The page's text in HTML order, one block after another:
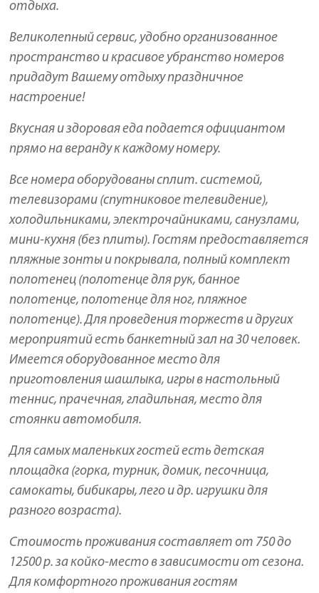
отдыха.
Великолепный сервис, удобно организованное
пространство и красивое убранство номеров
придадут Вашему отдыху праздничное
настроение!
Вкусная и здоровая еда подается официантом
прямо на веранду к каждому номеру.
Все номера оборудованы сплит. системой,
телевизорами (спутниковое телевидение),
холодильниками, электрочайниками, санузлами,
мини-кухня (без плиты). Гостям предоставляется
пляжные зонты и покрывала, полный комплект
полотенец (полотенце для рук, банное
полотенце, полотенце для ног, пляжное
полотенце). Для проведения торжеств и других
мероприятий есть банкетный зал на 30 человек.
Имеется оборудованное место для
приготовления шашлыка, игры в настольный
теннис, прачечная, гладильная, место для
стоянки автомобиля.
Для самых маленьких гостей есть детская
площадка (горка, турник, домик, песочница,
самокаты, бибикары, лего и др. игрушки для
разного возраста).
Стоимость проживания составляет от 750 до
12500 р. за койко-место в зависимости от сезона.
Для комфортного проживания гостям